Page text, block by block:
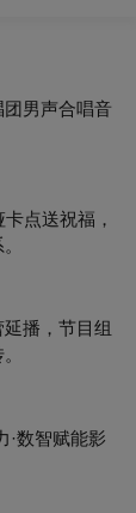
男声合唱音
点送祝福，
播，节目组
·数智赋能影